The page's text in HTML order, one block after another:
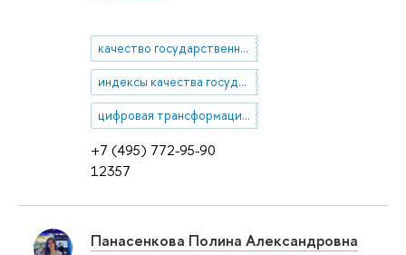
+7 (495) 772-95-90
12357
качество государственного управления
индексы качества государственного управления
цифровая трансформация в государственном управлении
Панасенкова Полина Александровна